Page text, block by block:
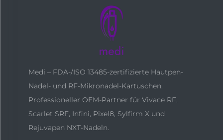
Medi – FDA-/ISO 13485-zertifizierte Hautpen-
Nadel- und RF-Mikronadel-Kartuschen.
Professioneller OEM-Partner für Vivace RF,
Scarlet SRF, Infini, Pixel8, Sylfirm X und
Rejuvapen NXT-Nadeln.